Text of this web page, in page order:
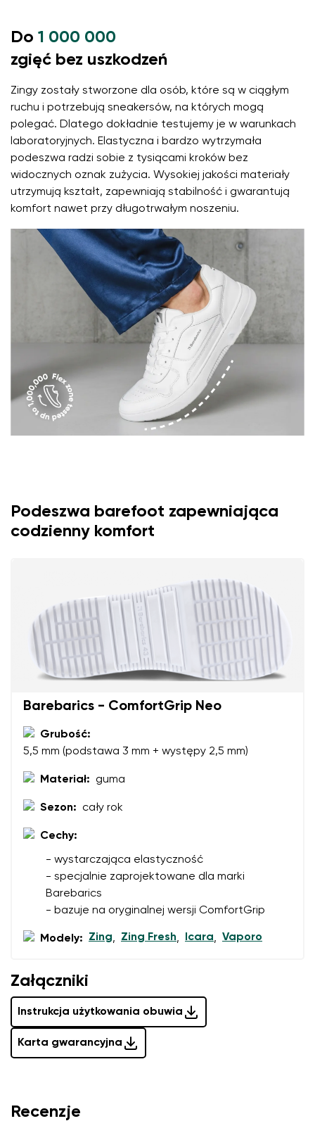
Do 1 000 000
zgięć bez uszkodzeń
Zingy zostały stworzone dla osób, które są w ciągłym
ruchu i potrzebują sneakersów, na których mogą
polegać. Dlatego dokładnie testujemy je w warunkach
laboratoryjnych. Elastyczna i bardzo wytrzymała
podeszwa radzi sobie z tysiącami kroków bez
widocznych oznak zużycia. Wysokiej jakości materiały
utrzymują kształt, zapewniają stabilność i gwarantują
komfort nawet przy długotrwałym noszeniu.
Podeszwa barefoot zapewniająca
codzienny komfort
Barebarics - ComfortGrip Neo
Grubość:
5,5 mm (podstawa 3 mm + występy 2,5 mm)
Materiał: guma
Sezon: cały rok
Cechy:
- wystarczająca elastyczność
- specjalnie zaprojektowane dla marki
Barebarics
- bazuje na oryginalnej wersji ComfortGrip
Modely: Zing, Zing Fresh, Icara, Vaporo
Załączniki
Instrukcja użytkowania obuwia
Karta gwarancyjna
Recenzje